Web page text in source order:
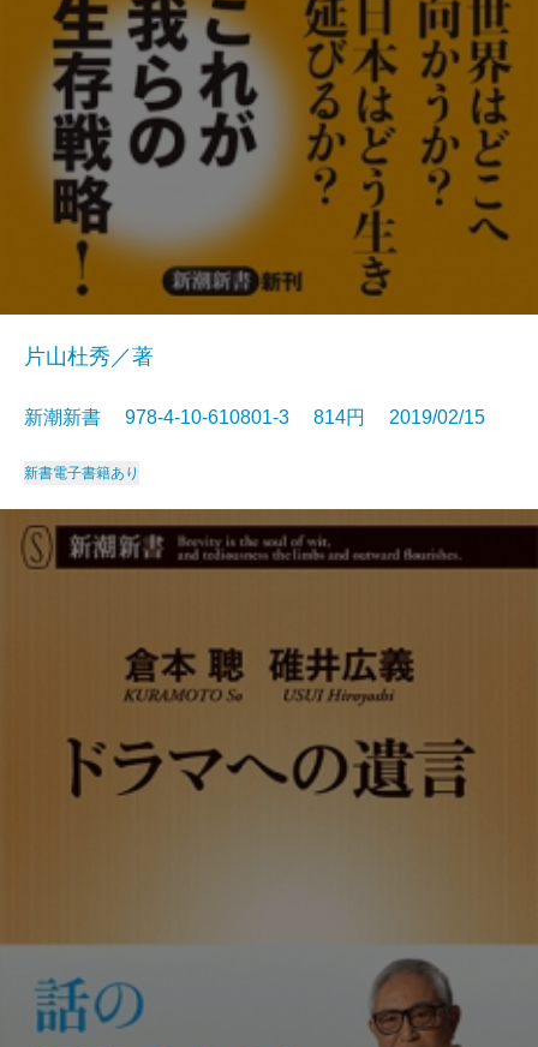
片山杜秀／著
新潮新書 978-4-10-610801-3 814円 2019/02/15
新書電子書籍あり